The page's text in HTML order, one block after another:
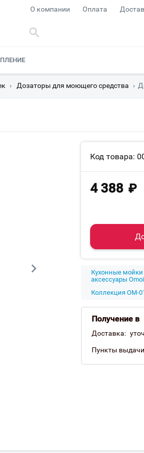
О компании Оплата
› Дозаторы для моющего средства ›
Код товара:
4 388 ₽
Кухонные мойки
аксессуары
Коллекция OM-
Получение в
Доставка:
Пункты